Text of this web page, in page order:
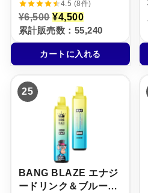
4.5 (8件)
¥6,500 元
の
価
格
は
¥
0
0
で
し
た
。
¥4,500現
在
の
価
格
は
,
0
0
で
。
累計販売数：55,240
カートに入れる
25
BANG BLAZE エナジ
ードリンク＆ブルーベ